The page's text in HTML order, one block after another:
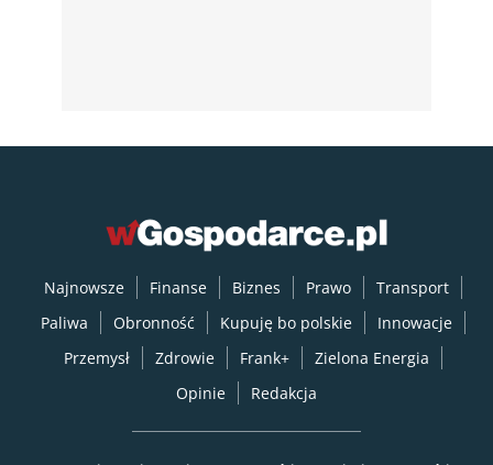
Najnowsze Finanse Biznes Prawo
Transport
Paliwa
Obronność Kupuję bo polskie
Innowacje
Przemysł
Zdrowie Frank+
Zielona Energia
Opinie
Redakcja